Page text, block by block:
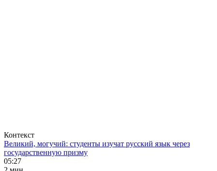
Контекст
Великий, могучий: студенты изучат русский язык через
государственную призму
05:27